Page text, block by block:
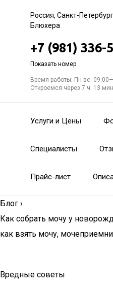
Россия, Санкт-
Блюхера
+7 (981) 336-
Показать номер
Время работы: Пн-вс:
Откроемся через 7 ч. 13
Услуги и Цены
Специалисты
Прайс-лист
Блог ›
Как собрать мочу у
как взять мочу,
Вредные советы